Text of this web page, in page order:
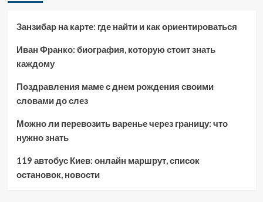
Занзибар на карте: где найти и как ориентироваться
Иван Франко: биография, которую стоит знать
каждому
Поздравления маме с днем рождения своими
словами до слез
Можно ли перевозить варенье через границу: что
нужно знать
119 автобус Киев: онлайн маршрут, список
остановок, новости